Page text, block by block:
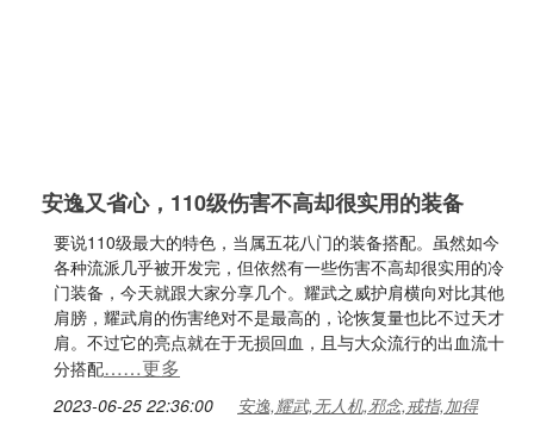
安逸又省心，110级伤害不高却很实用的装备
要说110级最大的特色，当属五花八门的装备搭配。虽然如今
各种流派几乎被开发完，但依然有一些伤害不高却很实用的冷
门装备，今天就跟大家分享几个。耀武之威护肩横向对比其他
肩膀，耀武肩的伤害绝对不是最高的，论恢复量也比不过天才
肩。不过它的亮点就在于无损回血，且与大众流行的出血流十
分搭配……更多
2023-06-25 22:36:00 安逸,耀武,无人机,邪念,戒指,加得